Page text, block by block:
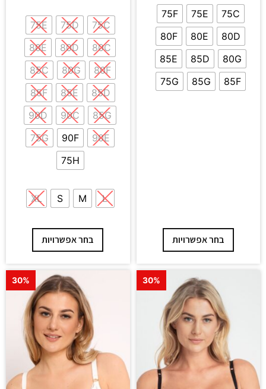
75C
75E
75F
80D
80E
80F
80G
85D
85E
85F
85G
75G
בחר אפשרויות
75C
75D
75E
80C
80D
80E
80F
80G
85C
85D
85E
85F
85G
90C
90D
90E
90F
75G
75H
L
M
S
XL
בחר אפשרויות
30%
30%